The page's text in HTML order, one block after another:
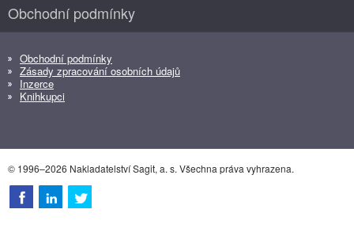
Obchodní podmínky
Obchodní podmínky
Zásady zpracování osobních údajů
Inzerce
Knihkupci
© 1996–2026 Nakladatelství Sagit, a. s. Všechna práva vyhrazena.